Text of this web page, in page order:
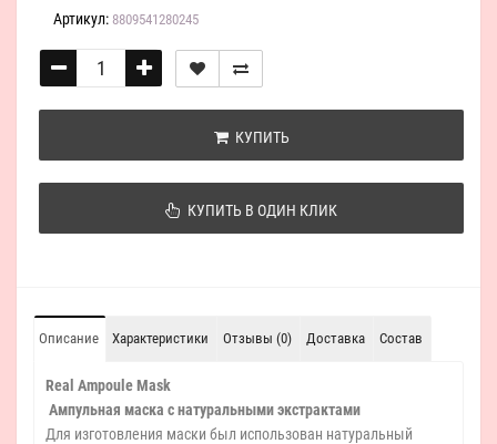
Артикул: 8809541280245
КУПИТЬ
КУПИТЬ В ОДИН КЛИК
Описание Характеристики Отзывы (0) Доставка Состав
Real Ampoule Mask
Ампульная маска с натуральными экстрактами
Для изготовления маски был использован натуральный